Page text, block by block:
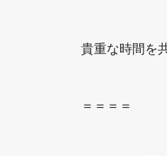
貴重な時間を
＝＝＝＝